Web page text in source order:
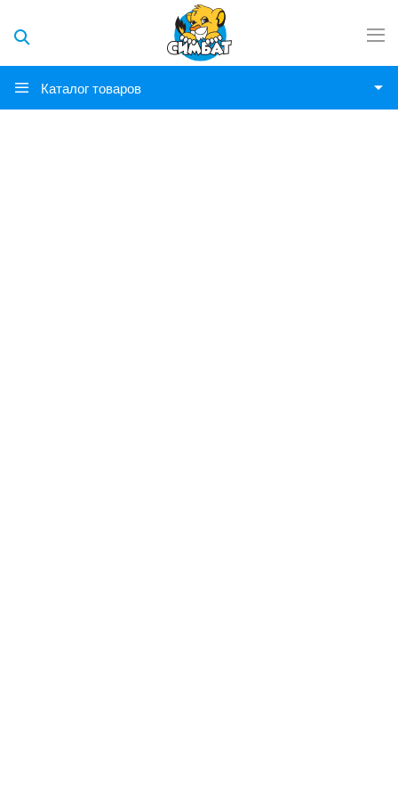
Каталог товаров